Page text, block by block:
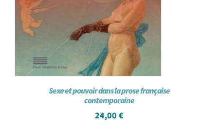
Sexe et pouvoir dans la prose française
contemporaine
24,00 €